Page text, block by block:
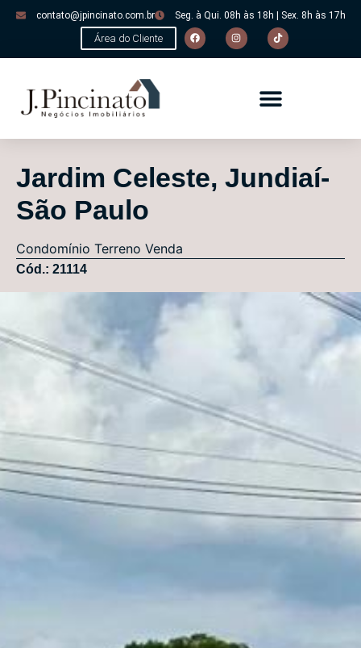
contato@jpincinato.com.br Seg. à Qui. 08h às 18h | Sex. 8h às 17h
Área do Cliente
Jardim Celeste, Jundiaí-
São Paulo
Condomínio Terreno Venda
Cód.: 21114